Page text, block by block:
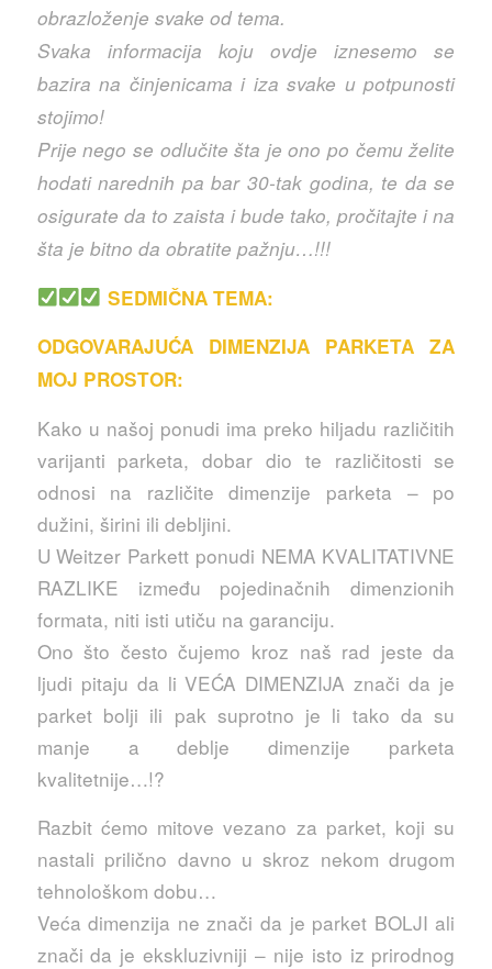
obrazloženje svake od tema.
Svaka informacija koju ovdje iznesemo se
bazira na činjenicama i iza svake u potpunosti
stojimo!
Prije nego se odlučite šta je ono po čemu želite
hodati narednih pa bar 30-tak godina, te da se
osigurate da to zaista i bude tako, pročitajte i na
šta je bitno da obratite pažnju…!!!
SEDMIČNA TEMA:
ODGOVARAJUĆA DIMENZIJA PARKETA ZA
MOJ PROSTOR:
Kako u našoj ponudi ima preko hiljadu različitih
varijanti parketa, dobar dio te različitosti se
odnosi na različite dimenzije parketa – po
dužini, širini ili debljini.
U Weitzer Parkett ponudi NEMA KVALITATIVNE
RAZLIKE između pojedinačnih dimenzionih
formata, niti isti utiču na garanciju.
Ono što često čujemo kroz naš rad jeste da
ljudi pitaju da li VEĆA DIMENZIJA znači da je
parket bolji ili pak suprotno je li tako da su
manje a deblje dimenzije parketa
kvalitetnije…!?
Razbit ćemo mitove vezano za parket, koji su
nastali prilično davno u skroz nekom drugom
tehnološkom dobu…
Veća dimenzija ne znači da je parket BOLJI ali
znači da je ekskluzivniji – nije isto iz prirodnog